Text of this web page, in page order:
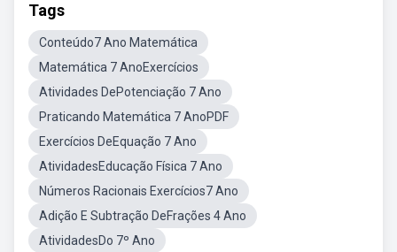
Tags
Conteúdo7 Ano Matemática
Matemática 7 AnoExercícios
Atividades DePotenciação 7 Ano
Praticando Matemática 7 AnoPDF
Exercícios DeEquação 7 Ano
AtividadesEducação Física 7 Ano
Números Racionais Exercícios7 Ano
Adição E Subtração DeFrações 4 Ano
AtividadesDo 7º Ano